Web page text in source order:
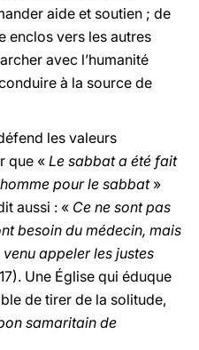
aide et soutien ; de
enclos vers les autres
avec l’humanité
à la source de
les valeurs
que « Le sabbat a été fait
pour le sabbat»
aussi : « Ce ne sont pas
besoin du médecin, mais
appeler les justes
Une Église qui éduque
de tirer de la solitude,
samaritain de